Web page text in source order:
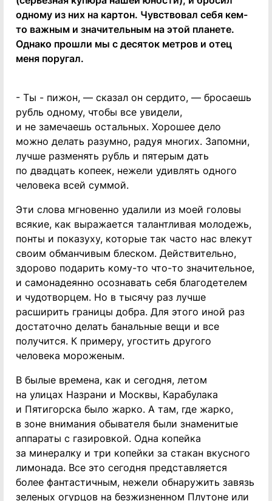
одному из них на картон. Чувствовал себя кем-
то важным и значительным на этой планете.
Однако прошли мы с десяток метров и отец
меня поругал.
- Ты - пижон, — сказал он сердито, — бросаешь
рубль одному, чтобы все увидели,
и не замечаешь остальных. Хорошее дело
можно делать разумно, радуя многих. Запомни,
лучше разменять рубль и пятерым дать
по двадцать копеек, нежели удивлять одного
человека всей суммой.
Эти слова мгновенно удалили из моей головы
всякие, как выражается талантливая молодежь,
понты и показуху, которые так часто нас влекут
своим обманчивым блеском. Действительно,
здорово подарить кому-то что-то значительное,
и самонадеянно осознавать себя благодетелем
и чудотворцем. Но в тысячу раз лучше
расширить границы добра. Для этого иной раз
достаточно делать банальные вещи и все
получится. К примеру, угостить другого
человека мороженым.
В былые времена, как и сегодня, летом
на улицах Назрани и Москвы, Карабулака
и Пятигорска было жарко. А там, где жарко,
в зоне внимания обывателя были знаменитые
аппараты с газировкой. Одна копейка
за минералку и три копейки за стакан вкусного
лимонада. Все это сегодня представляется
более фантастичным, нежели обнаружить завязь
зеленых огурцов на безжизненном Плутоне или